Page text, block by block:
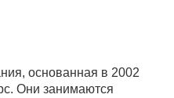
основанная в 2002
Они занимаются